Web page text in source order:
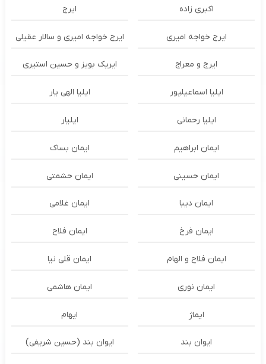
اکبری زاده ایرج
ایرج خواجه امیری ایرج خواجه امیری و سالار عقیلی
ایرج و معراج ایریک بویز و حسین استیری
ایلیا اسماعیلپور ایلیا الهی یار
ایلیا رحمانی ایلیار
ایمان ابراهیم ایمان بساک
ایمان حسینی ایمان حشمتی
ایمان دیبا ایمان غلامی
ایمان فرخ ایمان فلاح
ایمان فلاح و الهام ایمان قلی نیا
ایمان نوری ایمان هاشمی
ایماژ ایهام
ایوان بند ایوان بند (حسین شریفی)